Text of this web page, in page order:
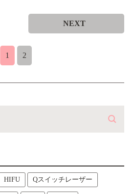
1 2
NEXT
HIFU Qスイッチレーザー